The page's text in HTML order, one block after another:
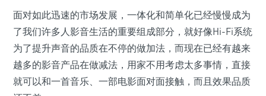
面对如此迅速的市场发展，一体化和简单化已经慢慢成为
了我们许多人影音生活的重要组成部分，就好像Hi-Fi系统
为了提升声音的品质在不停的做加法，而现在已经有越来
越多的影音产品在做减法，用家不用考虑太多事情，直接
就可以和一首音乐、一部电影面对面接触，而且效果品质